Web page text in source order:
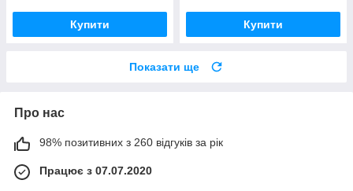
Купити Купити
Показати ще
Про нас
98% позитивних з 260 відгуків за рік
Працює з 07.07.2020